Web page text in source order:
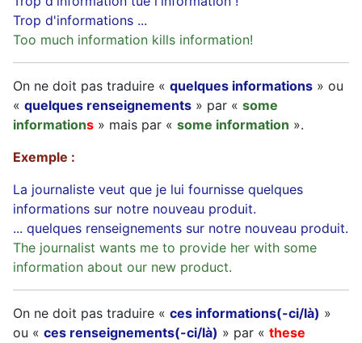
Trop d'informations ...
Too much information kills information!
On ne doit pas traduire « quelques informations » ou
« quelques renseignements » par « some
informations » mais par « some information ».
Exemple :
La journaliste veut que je lui fournisse quelques
informations sur notre nouveau produit.
... quelques renseignements sur notre nouveau produit.
The journalist wants me to provide her with some
information about our new product.
On ne doit pas traduire « ces informations(-ci/là) »
ou « ces renseignements(-ci/là) » par « these